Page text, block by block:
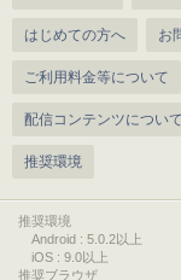
はじめての方へ お
ご利用料金等について
配信コンテンツについて
推奨環境
推奨環境
Android : 5.0.2以上
iOS : 9.0以上
推奨ブラウザ